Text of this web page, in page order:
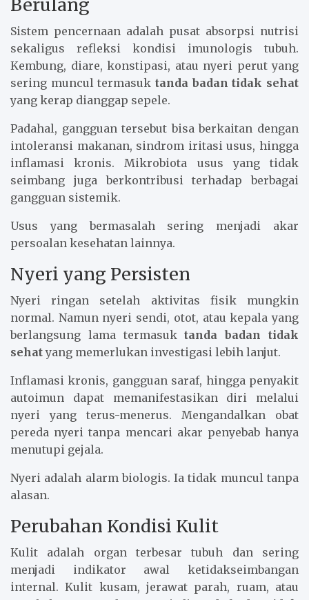
Berulang
Sistem pencernaan adalah pusat absorpsi nutrisi
sekaligus refleksi kondisi imunologis tubuh.
Kembung, diare, konstipasi, atau nyeri perut yang
sering muncul termasuk tanda badan tidak sehat
yang kerap dianggap sepele.
Padahal, gangguan tersebut bisa berkaitan dengan
intoleransi makanan, sindrom iritasi usus, hingga
inflamasi kronis. Mikrobiota usus yang tidak
seimbang juga berkontribusi terhadap berbagai
gangguan sistemik.
Usus yang bermasalah sering menjadi akar
persoalan kesehatan lainnya.
Nyeri yang Persisten
Nyeri ringan setelah aktivitas fisik mungkin
normal. Namun nyeri sendi, otot, atau kepala yang
berlangsung lama termasuktanda badan tidak
sehatyang memerlukan investigasi lebih lanjut.
Inflamasi kronis, gangguan saraf, hingga penyakit
autoimun dapat memanifestasikan diri melalui
nyeri yang terus-menerus. Mengandalkan obat
pereda nyeri tanpa mencari akar penyebab hanya
menutupi gejala.
Nyeri adalah alarm biologis. Ia tidak muncul tanpa
alasan.
Perubahan Kondisi Kulit
Kulit adalah organ terbesar tubuh dan sering
menjadi indikator awal ketidakseimbangan
internal. Kulit kusam, jerawat parah, ruam, atau